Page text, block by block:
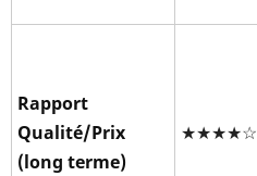
Rapport
Qualité/Prix
(long terme)
★★★★☆